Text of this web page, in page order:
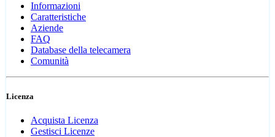
Informazioni
Caratteristiche
Aziende
FAQ
Database della telecamera
Comunità
Licenza
Acquista Licenza
Gestisci Licenze